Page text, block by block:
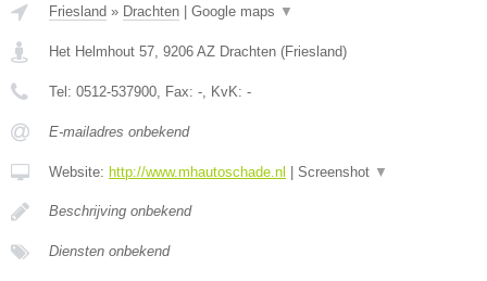
Friesland » Drachten Google maps ▼
Het Helmhout 57, 9206 AZ Drachten (Friesland)
Tel: 0512-537900, Fax: -, KvK: -
E-mailadres onbekend
Website: http://www.mhautoschade.nl Screenshot ▼
Beschrijving onbekend
Diensten onbekend